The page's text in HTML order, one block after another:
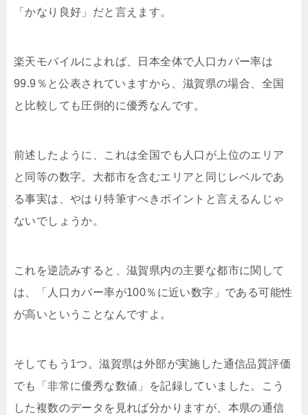
「かなり良好」だと言えます。
楽天モバイルによれば、日本全体で人口カバー率は
99.9％と公表されていますから、滋賀県の場合、全国
と比較しても圧倒的に優秀なんです。
前述したように、これは全国でも人口が上位のエリア
と同等の数字。大都市を含むエリアと同じレベルであ
る事実は、やはり特筆すべきポイントと言えるんじゃ
ないでしょうか。
これを逆読みすると、滋賀県内の主要な都市に関して
は、「人口カバー率が100％に近い数字」である可能性
が高いということなんですよ。
そしてもう1つ。滋賀県は外部が実施した通信品質評価
でも「非常に優秀な数値」を記録していました。こう
した複数のデータを見れば分かりますが、本県の通信